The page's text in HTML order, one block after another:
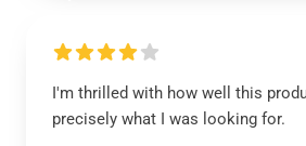
I'm thrilled with how well this
precisely what I was looking for.